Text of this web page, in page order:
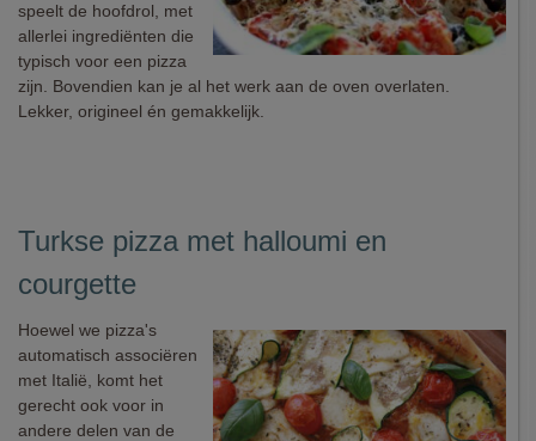
speelt de hoofdrol, met
allerlei ingrediënten die
typisch voor een pizza
zijn. Bovendien kan je al het werk aan de oven overlaten.
Lekker, origineel én gemakkelijk.
Turkse pizza met halloumi en
courgette
Hoewel we pizza's
automatisch associëren
met Italië, komt het
gerecht ook voor in
andere delen van de